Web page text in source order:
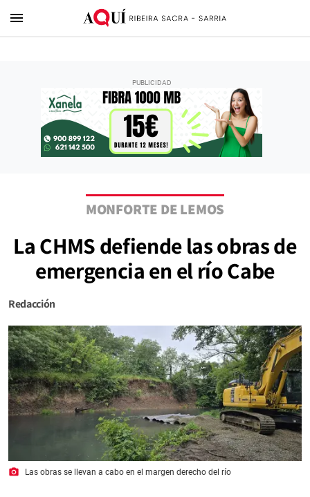
menu
MONFORTE DE LEMOS
La CHMS defiende las obras de
emergencia en el río Cabe
Redacción
photo_camera Las obras se llevan a cabo en el margen derecho del río